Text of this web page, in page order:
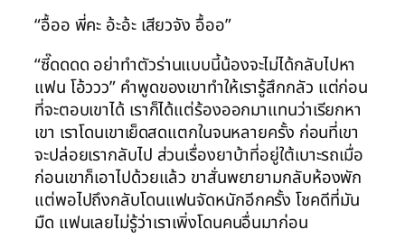
“อื้ออ พี่คะ อ้ะอ้ะ เสียวจัง อื้ออ”
“ซี๊ดดดด อย่าทำตัวร่านแบบนี้น้องจะไม่ได้กลับไปหา
แฟน โอ้ววว” คำพูดของเขาทำให้เรารู้สึกกลัว แต่ก่อน
ที่จะตอบเขาได้ เราก็ได้แต่ร้องออกมาแทนว่าเรียกหา
เขา เราโดนเขาเย็ดสดแตกในจนหลายครั้ง ก่อนที่เขา
จะปล่อยเรากลับไป ส่วนเรื่องยาบ้าที่อยู่ใต้เบาะรถเมื่อ
ก่อนเขาก็เอาไปด้วยแล้ว ขาสั่นพยายามกลับห้องพัก
แต่พอไปถึงกลับโดนแฟนจัดหนักอีกครั้ง โชคดีที่มัน
มืด แฟนเลยไม่รู้ว่าเราเพิ่งโดนคนอื่นมาก่อน